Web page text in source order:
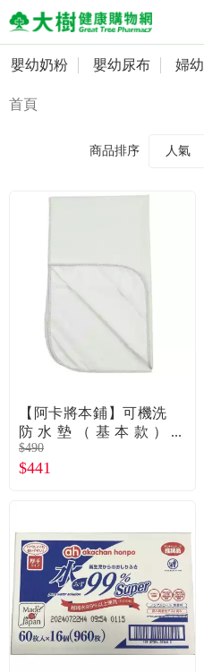
嬰幼奶粉
醫材用品
成人照護
美容／個人清潔
食品／健康食補
寵物
優惠活動
關於我們
合作提案
會員資料及密碼修改
紅利點數查詢
購物金查詢
優惠券領取
優惠券查詢
登入
嬰幼奶粉 嬰幼尿布 婦幼
首頁
商品排序 人氣
【阿卡將本鋪】可機洗
防水墊（基本款）
（綠）
$490
$441